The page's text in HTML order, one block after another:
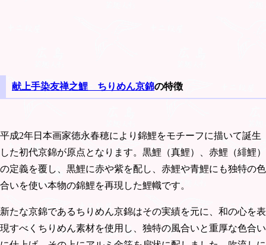
献上手染友禅之鯉 ちりめん京錦の特徴
平成2年日本画家徳永春穂により錦鯉をモチーフに描いて誕生
した初代京錦が原点となります。黒鯉（真鯉）、赤鯉（緋鯉）
の定義を覆し、黒鯉に赤や紫を配し、赤鯉や青鯉にも独特の色
合いを使い本物の錦鯉を再現した鯉幟です。
新たな京錦であるちりめん京錦はその実績を元に、和の心を表
現すべくちりめん素材を使用し、独特の風合いと重厚な色合い